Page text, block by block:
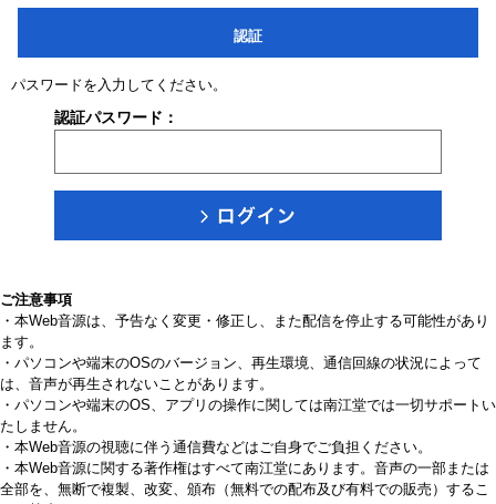
認証
パスワードを入力してください。
認証パスワード：
ご注意事項
・本Web音源は、予告なく変更・修正し、また配信を停止する可能性があり
ます。
・パソコンや端末のOSのバージョン、再生環境、通信回線の状況によって
は、音声が再生されないことがあります。
・パソコンや端末のOS、アプリの操作に関しては南江堂では一切サポートい
たしません。
・本Web音源の視聴に伴う通信費などはご自身でご負担ください。
・本Web音源に関する著作権はすべて南江堂にあります。音声の一部または
全部を、無断で複製、改変、頒布（無料での配布及び有料での販売）するこ